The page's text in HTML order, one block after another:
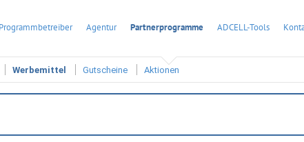
Programmbetreiber Agentur Partnerprogramme ADCELL-Tools
Werbemittel Gutscheine Aktionen